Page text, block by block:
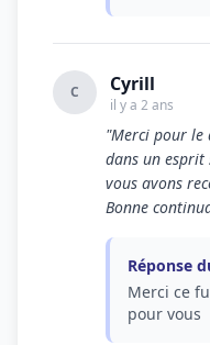
C Cyrill
il y a 2 ans
"Merci pour le
dans un esprit
vous avons
Bonne
Réponse
Merci ce
pour vous